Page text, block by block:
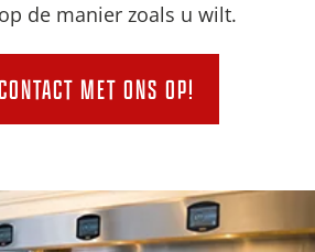
de manier zoals u wilt.
MET ONS OP!